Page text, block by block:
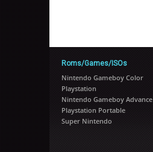
Roms/Games/ISOs
Nintendo Gameboy Color
Playstation
Nintendo Gameboy Advance
Playstation Portable
Super Nintendo